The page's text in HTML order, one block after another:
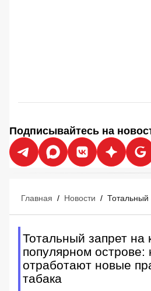
Подписывайтесь на
Главная / Новости /
Тотальный запрет на
популярном острове:
отработают новые
табака